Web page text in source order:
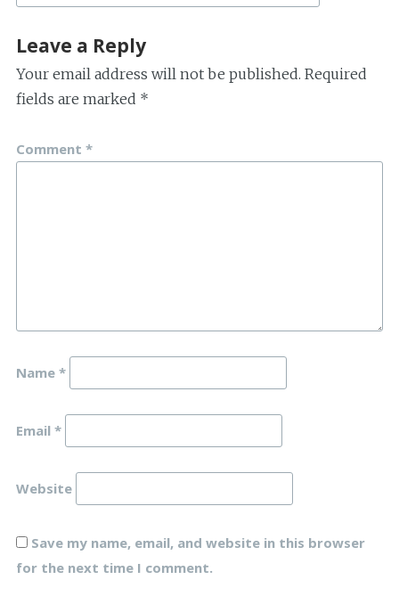
Leave a Reply
Your email address will not be published. Required
fields are marked *
Comment *
Name *
Email *
Website
Save my name, email, and website in this browser
for the next time I comment.